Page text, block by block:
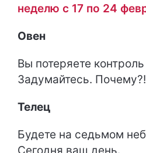
неделю с 17 по 24
Овен
Вы потеряете
Задумайтесь. Почему?!
Телец
Будете на седьмом